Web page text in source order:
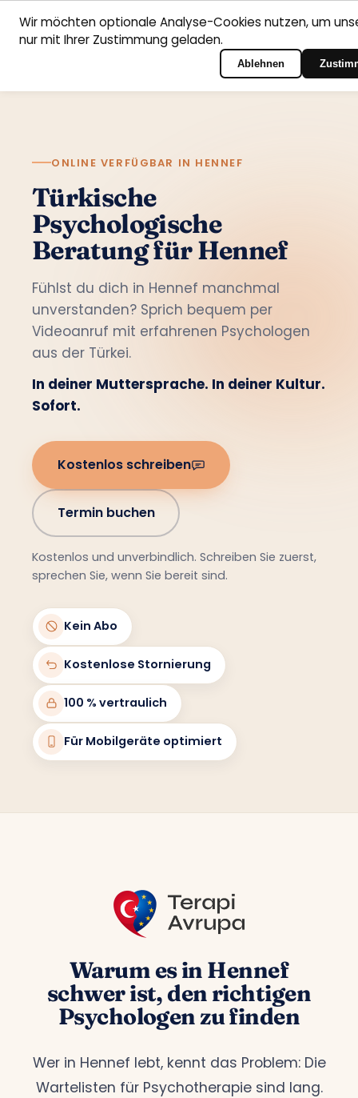
StartseiteFachbereichePsychologen
Deutsch Zum Portal-Login
ONLINE VERFÜGBAR IN HENNEF
Türkische
Psychologische
Beratung für Hennef
Fühlst du dich in Hennef manchmal
unverstanden? Sprich bequem per
Videoanruf mit erfahrenen Psychologen
aus der Türkei.
In deiner Muttersprache. In deiner Kultur.
Sofort.
Kostenlos schreiben
Termin buchen
Kostenlos und unverbindlich. Schreiben Sie zuerst,
sprechen Sie, wenn Sie bereit sind.
Kein Abo
Kostenlose Stornierung
100 % vertraulich
Für Mobilgeräte optimiert
Warum es in Hennef
schwer ist, den richtigen
Psychologen zu finden
Wer in Hennef lebt, kennt das Problem: Die
Wartelisten für Psychotherapie sind lang.
Wir möchten optionale Analyse-Cookies nutzen, um
nur mit Ihrer Zustimmung geladen.
Ablehnen